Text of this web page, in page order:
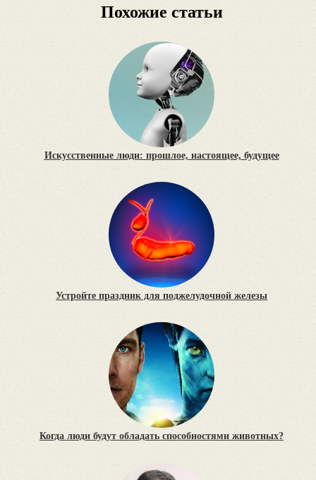
Похожие статьи
Искусственные люди: прошлое, настоящее, будущее
Устройте праздник для поджелудочной железы
Когда люди будут обладать способностями животных?